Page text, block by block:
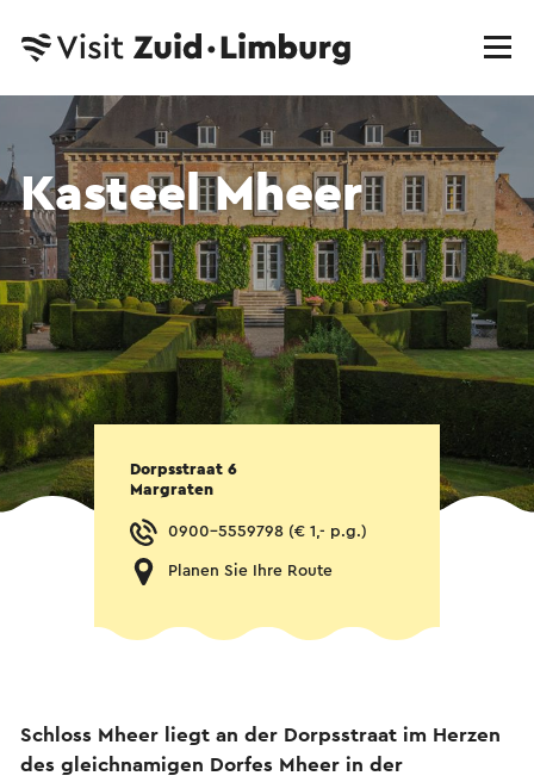
Kasteel Mheer
Dorpsstraat 6
Margraten
0900-5559798 (€ 1,- p.g.)
Planen Sie Ihre Route
Schloss Mheer liegt an der Dorpsstraat im Herzen
des gleichnamigen Dorfes Mheer in der